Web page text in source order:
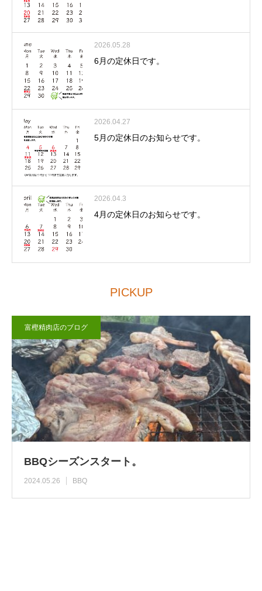
2026.05.28
6月の定休日です。
2026.04.27
5月の定休日のお知らせです。
2026.04.3
4月の定休日のお知らせです。
PICKUP
富樫精肉店のブログ
BBQシーズンスタート。
2024.05.26 BBQ